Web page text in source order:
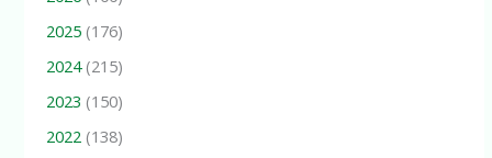
2025 (176)
2024(215)
2023 (150)
2022 (138)